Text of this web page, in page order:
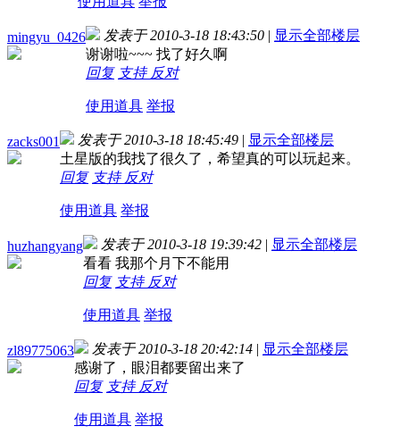
mingyu_0426 发表于 2010-3-18 18:43:50 | 显示全部楼层
谢谢啦~~~ 找了好久啊
回复 支持 反对
使用道具 举报
zacks001 发表于 2010-3-18 18:45:49 | 显示全部楼层
土星版的我找了很久了，希望真的可以玩起来。
回复 支持 反对
使用道具 举报
huzhangyang 发表于 2010-3-18 19:39:42 | 显示全部楼层
看看 我那个月下不能用
回复 支持 反对
使用道具 举报
zl89775063 发表于 2010-3-18 20:42:14 | 显示全部楼层
感谢了，眼泪都要留出来了
回复 支持 反对
使用道具 举报